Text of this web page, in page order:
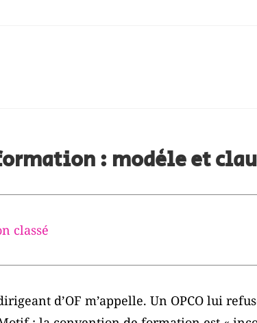
: modèle et
classé
d’OF m’appelle. Un OPCO lui